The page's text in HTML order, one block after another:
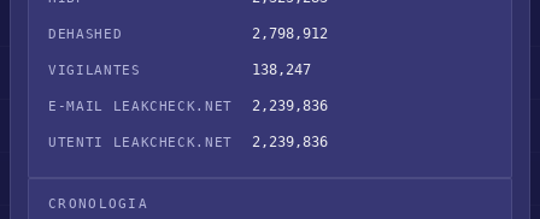
DEHASHED 2,798,912
VIGILANTES 138,247
E-MAIL LEAKCHECK.NET 2,239,836
UTENTI LEAKCHECK.NET 2,239,836
CRONOLOGIA